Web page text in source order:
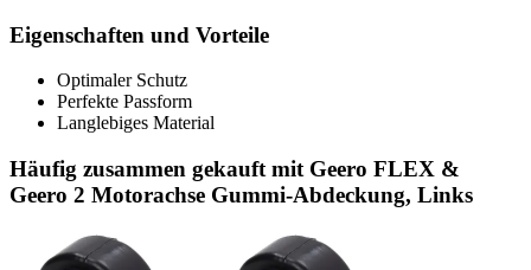
Eigenschaften und Vorteile
Optimaler Schutz
Perfekte Passform
Langlebiges Material
Häufig zusammen gekauft mit Geero FLEX &
Geero 2 Motorachse Gummi-Abdeckung, Links